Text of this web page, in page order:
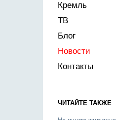
Кремль
ТВ
Блог
Новости
Контакты
ЧИТАЙТЕ ТАКЖЕ